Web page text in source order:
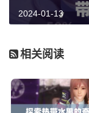
2024-01-13
相关阅读